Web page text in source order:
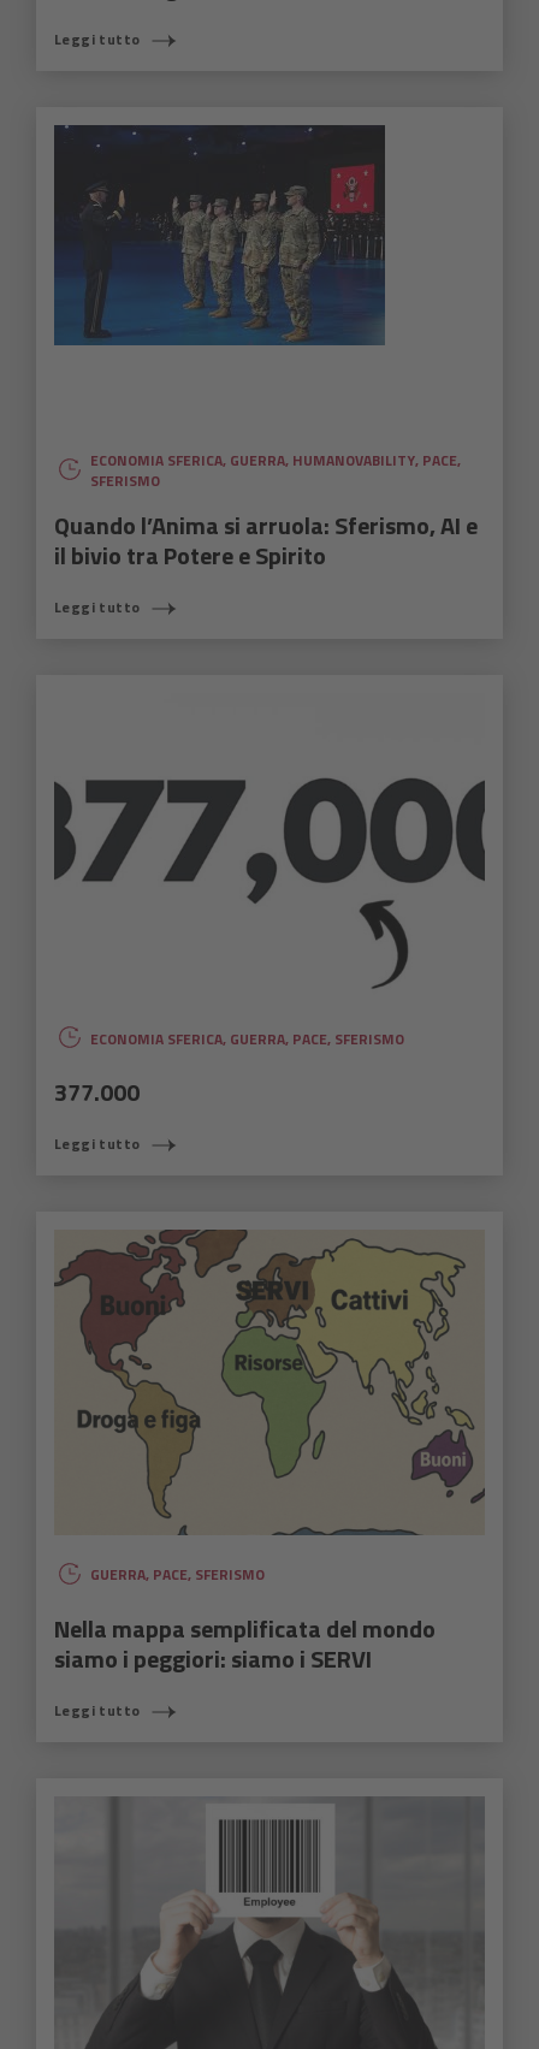
Leggi tutto
ECONOMIA SFERICA, GUERRA, HUMANOVABILITY, PACE,
SFERISMO
Quando l’Anima si arruola: Sferismo, AI e
il bivio tra Potere e Spirito
Leggi tutto
ECONOMIA SFERICA, GUERRA, PACE, SFERISMO
377.000
Leggi tutto
GUERRA, PACE, SFERISMO
Nella mappa semplificata del mondo
siamo i peggiori: siamo i SERVI
Leggi tutto